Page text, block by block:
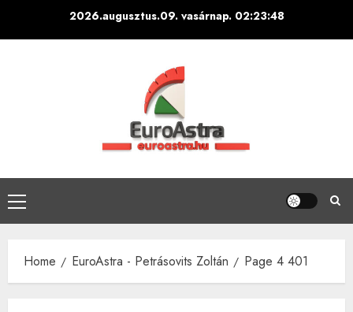
2026.augusztus.09. vasárnap. 02:23:49
Primary
Menu
Home EuroAstra - Petrásovits Zoltán Page 4 401